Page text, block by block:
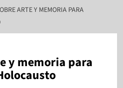
ARTE Y MEMORIA PARA
y memoria para